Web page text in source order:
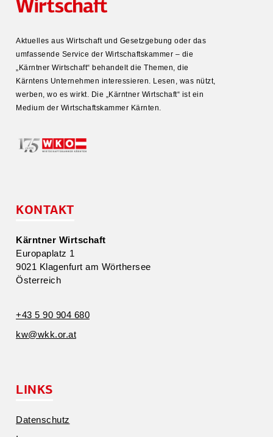
Aktuelles aus Wirtschaft und Gesetz­gebung oder das
umfas­sende Service der Wirtschafts­kammer – die
„Kärntner Wirtschaft“ behandelt die Themen, die
Kärntens Unter­nehmen inter­es­sieren. Lesen, was nützt,
werben, wo es wirkt. Die „Kärntner Wirtschaft“ ist ein
Medium der Wirtschafts­kammer Kärnten.
KONTAKT
Kärntner Wirtschaft
Europa­platz 1
9021 Klagenfurt am Wörthersee
Öster­reich
+43 5 90 904 680
kw@​wkk.​or.​at
LINKS
Daten­schutz